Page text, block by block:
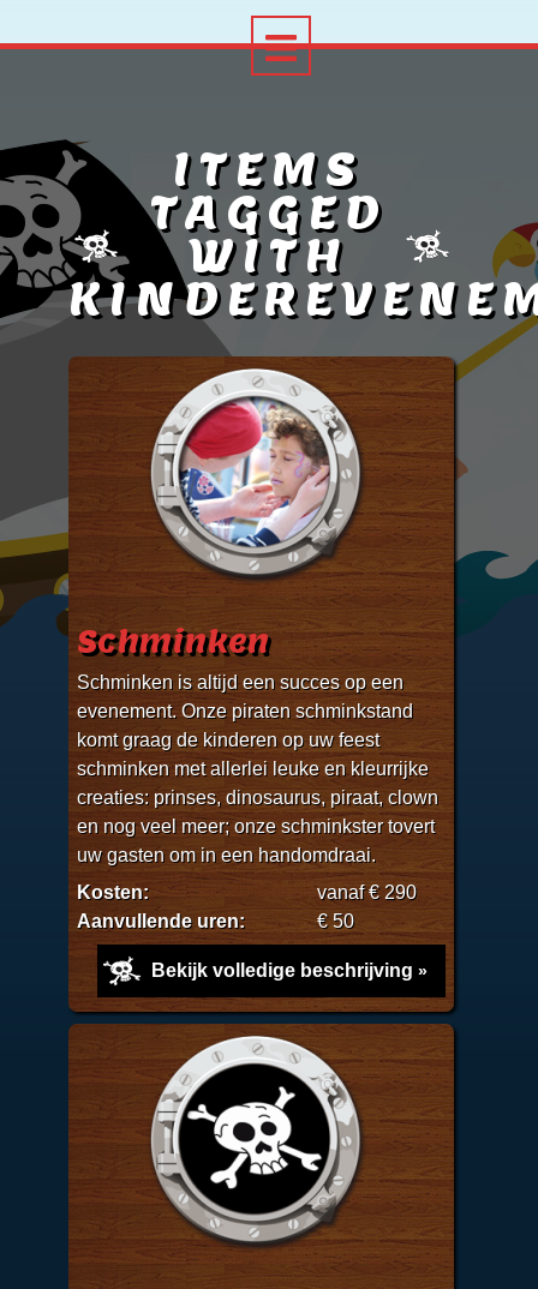
ITEMS
TAGGED
WITH
Schminken
Schminken is altijd een succes op een
evenement. Onze piraten schminkstand
komt graag de kinderen op uw feest
schminken met allerlei leuke en kleurrijke
creaties: prinses, dinosaurus, piraat, clown
en nog veel meer; onze schminkster tovert
uw gasten om in een handomdraai.
Kosten:
vanaf € 290
Aanvullende uren:
€ 50
Bekijk volledige beschrijving